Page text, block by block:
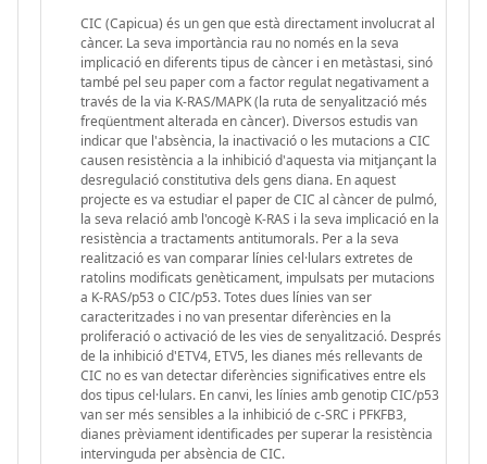
CIC (Capicua) és un gen que està directament involucrat al
càncer. La seva importància rau no només en la seva
implicació en diferents tipus de càncer i en metàstasi, sinó
també pel seu paper com a factor regulat negativament a
través de la via K-RAS/MAPK (la ruta de senyalització més
freqüentment alterada en càncer). Diversos estudis van
indicar que l'absència, la inactivació o les mutacions a CIC
causen resistència a la inhibició d'aquesta via mitjançant la
desregulació constitutiva dels gens diana. En aquest
projecte es va estudiar el paper de CIC al càncer de pulmó,
la seva relació amb l'oncogè K-RAS i la seva implicació en la
resistència a tractaments antitumorals. Per a la seva
realització es van comparar línies cel·lulars extretes de
ratolins modificats genèticament, impulsats per mutacions
a K-RAS/p53 o CIC/p53. Totes dues línies van ser
caracteritzades i no van presentar diferències en la
proliferació o activació de les vies de senyalització. Després
de la inhibició d'ETV4, ETV5, les dianes més rellevants de
CIC no es van detectar diferències significatives entre els
dos tipus cel·lulars. En canvi, les línies amb genotip CIC/p53
van ser més sensibles a la inhibició de c-SRC i PFKFB3,
dianes prèviament identificades per superar la resistència
intervinguda per absència de CIC.